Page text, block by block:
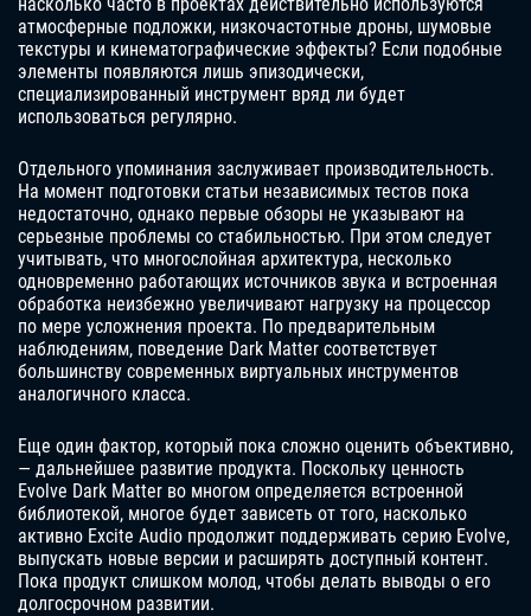
атмосферные подложки, низкочастотные дроны, шумовые
текстуры и кинематографические эффекты? Если подобные
элементы появляются лишь эпизодически,
специализированный инструмент вряд ли будет
использоваться регулярно.
Отдельного упоминания заслуживает производительность.
На момент подготовки статьи независимых тестов пока
недостаточно, однако первые обзоры не указывают на
серьезные проблемы со стабильностью. При этом следует
учитывать, что многослойная архитектура, несколько
одновременно работающих источников звука и встроенная
обработка неизбежно увеличивают нагрузку на процессор
по мере усложнения проекта. По предварительным
наблюдениям, поведение Dark Matter соответствует
большинству современных виртуальных инструментов
аналогичного класса.
Еще один фактор, который пока сложно оценить объективно,
— дальнейшее развитие продукта. Поскольку ценность
Evolve Dark Matter во многом определяется встроенной
библиотекой, многое будет зависеть от того, насколько
активно Excite Audio продолжит поддерживать серию Evolve,
выпускать новые версии и расширять доступный контент.
Пока продукт слишком молод, чтобы делать выводы о его
долгосрочном развитии.